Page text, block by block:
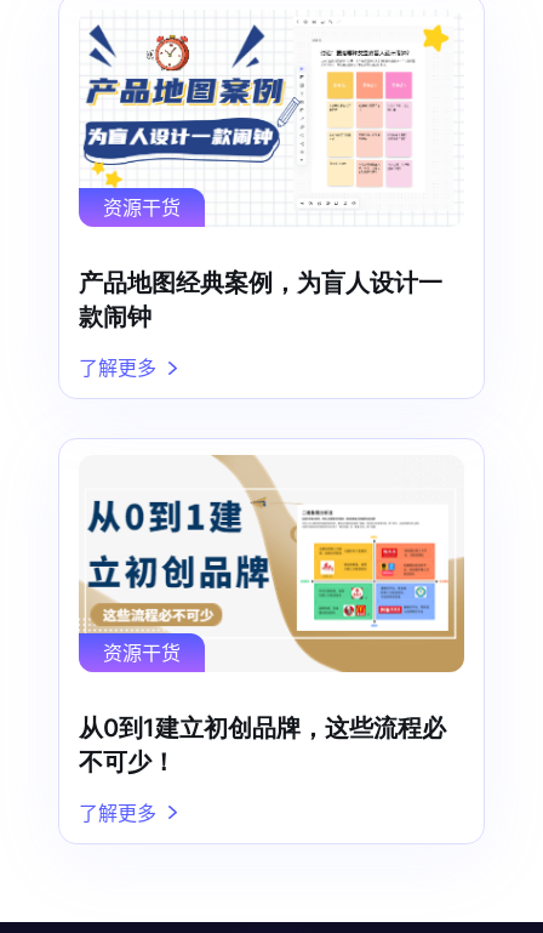
资源干货
产品地图经典案例，为盲人设计一
款闹钟
了解更多
资源干货
从0到1建立初创品牌，这些流程必
不可少！
了解更多